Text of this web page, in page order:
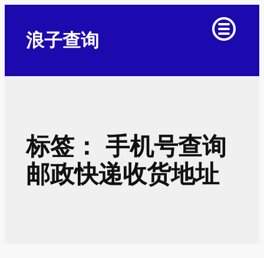
浪子查询
标签： 手机号查询
邮政快递收货地址